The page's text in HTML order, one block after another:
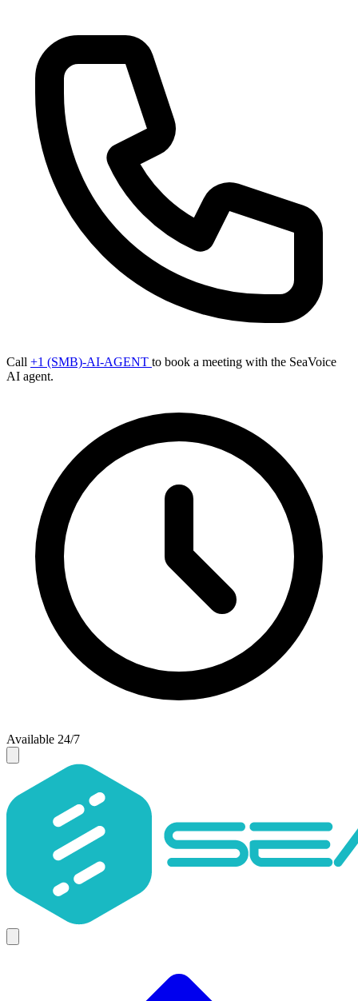
Call +1 (SMB)-AI-AGENT to book a meeting with the SeaVoice
AI agent.
Available 24/7